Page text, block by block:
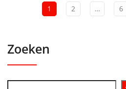
1 2 … 6
Zoeken